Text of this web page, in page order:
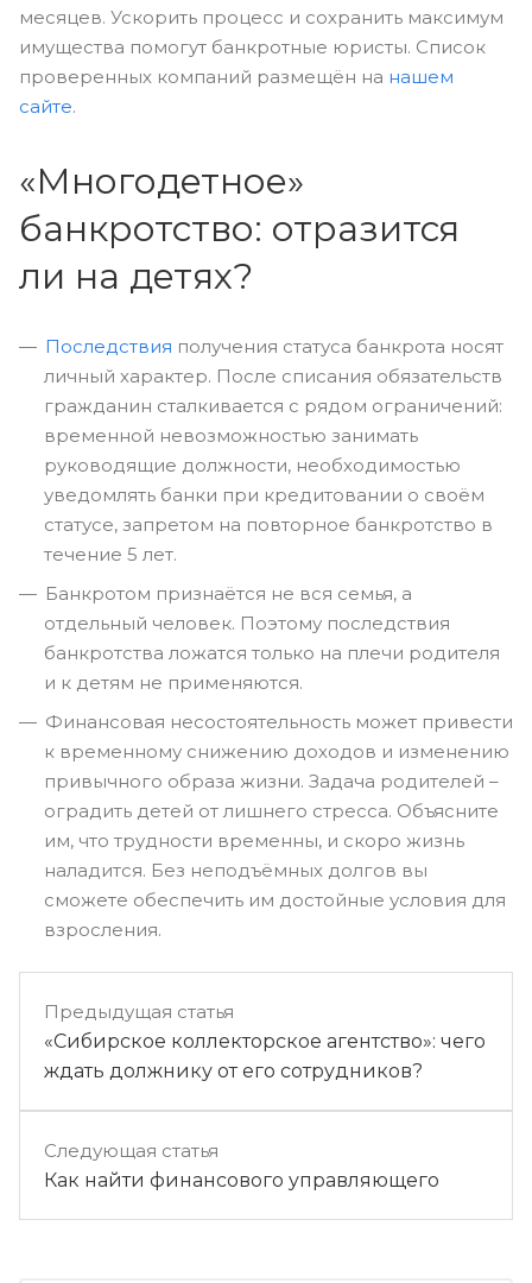
месяцев. Ускорить процесс и сохранить максимум
имущества помогут банкротные юристы. Список
проверенных компаний размещён на нашем
сайте.
«Многодетное»
банкротство: отразится
ли на детях?
Последствия получения статуса банкрота носят
личный характер. После списания обязательств
гражданин сталкивается с рядом ограничений:
временной невозможностью занимать
руководящие должности, необходимостью
уведомлять банки при кредитовании о своём
статусе, запретом на повторное банкротство в
течение 5 лет.
Банкротом признаётся не вся семья, а
отдельный человек. Поэтому последствия
банкротства ложатся только на плечи родителя
и к детям не применяются.
Финансовая несостоятельность может привести
к временному снижению доходов и изменению
привычного образа жизни. Задача родителей –
оградить детей от лишнего стресса. Объясните
им, что трудности временны, и скоро жизнь
наладится. Без неподъёмных долгов вы
сможете обеспечить им достойные условия для
взросления.
Предыдущая статья
«Сибирское коллекторское агентство»: чего
ждать должнику от его сотрудников?
Следующая статья
Как найти финансового управляющего